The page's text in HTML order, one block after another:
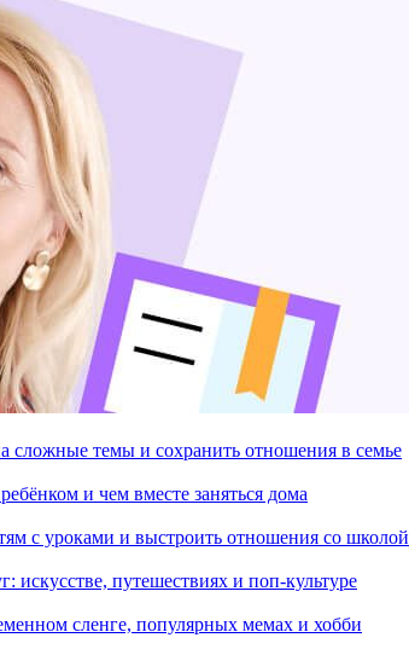
сложные темы и сохранить отношения в семье
и чем вместе заняться дома
с уроками и выстроить отношения со школой
искусстве, путешествиях и поп-культуре
сленге, популярных мемах и хобби